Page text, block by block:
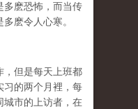
多麽恐怖，而当传
麽令人心寒。
，但是每天上班都
习的两个月裡，每
城市的上访者，在